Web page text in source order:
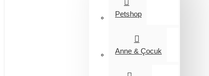
Petshop
Anne & Çocuk